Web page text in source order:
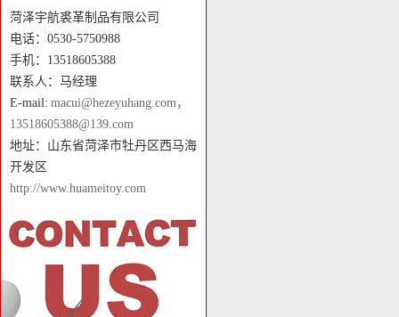
菏泽宇航裘革制品有限公司
电话：0530-5750988
手机：13518605388
联系人：马经理
E-mail: macui@hezeyuhang.com，
13518605388@139.com
地址：山东省菏泽市牡丹区西马海
开发区
http://www.huameitoy.com